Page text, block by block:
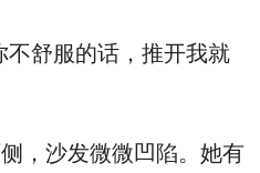
舒服的话，推开我就
，沙发微微凹陷。她有